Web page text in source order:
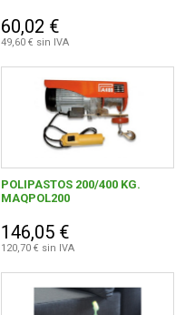
60,02 €
49,60 € sin IVA
POLIPASTOS 200/400 KG.
MAQPOL200
146,05 €
120,70 € sin IVA